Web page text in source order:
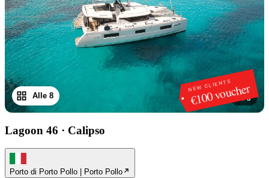
NEW CLIENTS
€100 voucher
1 /8
Alle 8
Lagoon 46 · Calipso
Porto di Porto Pollo | Porto Pollo